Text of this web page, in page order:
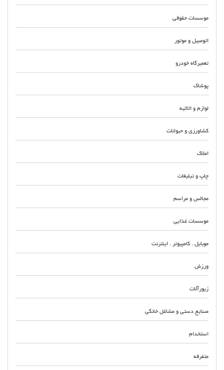
موسسات حقوقی
اتومبیل و موتور
تعمیرگاه خودرو
پوشاک
لوازم و اثاثیه
کشاورزی و حیوانات
املاک
چاپ و تبلیغات
مجالس و مراسم
موسسات غذایی
موبایل . کامپیوتر . اینترنت
ورزش
زیورآلات
صنایع دستی و مشاغل خانگی
استخدام
متفرقه